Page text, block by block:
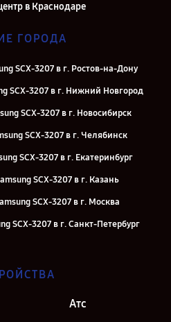
в Краснодаре
ГОРОДА
SCX-3207 в г. Ростов-на-Дону
SCX-3207 в г. Нижний Новгород
SCX-3207 в г. Новосибирск
SCX-3207 в г. Челябинск
SCX-3207 в г. Екатеринбург
SCX-3207 в г. Казань
SCX-3207 в г. Москва
SCX-3207 в г. Санкт-Петербург
Атс